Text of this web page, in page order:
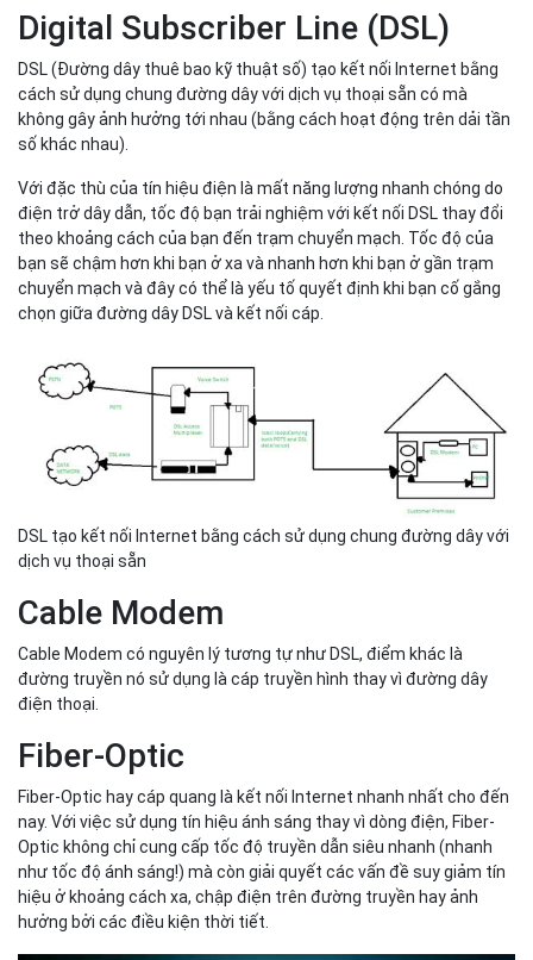
Digital Subscriber Line (DSL)
DSL (Đường dây thuê bao kỹ thuật số) tạo kết nối Internet bằng
cách sử dụng chung đường dây với dịch vụ thoại sẵn có mà
không gây ảnh hưởng tới nhau (bằng cách hoạt động trên dải tần
số khác nhau).
Với đặc thù của tín hiệu điện là mất năng lượng nhanh chóng do
điện trở dây dẫn, tốc độ bạn trải nghiệm với kết nối DSL thay đổi
theo khoảng cách của bạn đến trạm chuyển mạch. Tốc độ của
bạn sẽ chậm hơn khi bạn ở xa và nhanh hơn khi bạn ở gần trạm
chuyển mạch và đây có thể là yếu tố quyết định khi bạn cố gắng
chọn giữa đường dây DSL và kết nối cáp.
DSL tạo kết nối Internet bằng cách sử dụng chung đường dây với
dịch vụ thoại sẵn
Cable Modem
Cable Modem có nguyên lý tương tự như DSL, điểm khác là
đường truyền nó sử dụng là cáp truyền hình thay vì đường dây
điện thoại.
Fiber-Optic
Fiber-Optic hay cáp quang là kết nối Internet nhanh nhất cho đến
nay. Với việc sử dụng tín hiệu ánh sáng thay vì dòng điện, Fiber-
Optic không chỉ cung cấp tốc độ truyền dẫn siêu nhanh (nhanh
như tốc độ ánh sáng!) mà còn giải quyết các vấn đề suy giảm tín
hiệu ở khoảng cách xa, chập điện trên đường truyền hay ảnh
hưởng bởi các điều kiện thời tiết.